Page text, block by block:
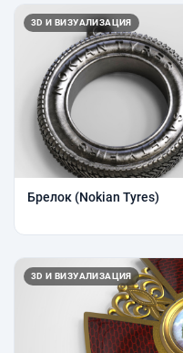
3D И ВИЗУАЛИЗАЦИЯ
Брелок (Nokian Tyres)
3D И ВИЗУАЛИЗАЦИЯ